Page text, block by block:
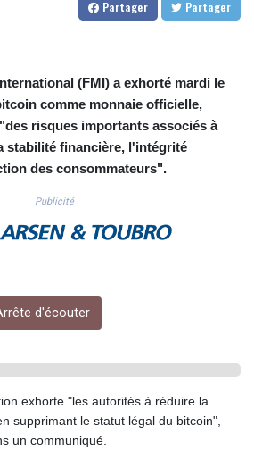
CUC 1.154472
DJF 205.172641
DKK 7.476145
DOP 67.321992
DZD 153.279508
EGP 57.585512
ETB 186.715352
FJD 2.553114
GGP 0.856331
GHS 13.556568
GMD 84.856485
GTQ 8.81087
GYD 241.831737
HKD 9.057432
Partager Partager
(FMI) a exhorté mardi le
comme monnaie officielle,
risques importants associés à
stabilité financière, l'intégrité
des consommateurs".
Publicité
d'écouter
exhorte "les autorités à réduire la
supprimant le statut légal du bitcoin",
un communiqué.